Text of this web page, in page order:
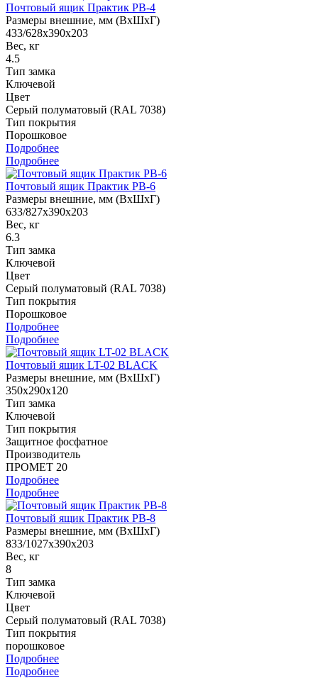
Почтовый ящик Практик PB-4
Размеры внешние, мм (ВхШхГ)
433/628x390x203
Вес, кг
4.5
Тип замка
Ключевой
Цвет
Cерый полуматовый (RAL 7038)
Тип покрытия
Порошковое
Подробнее
Подробнее
Почтовый ящик Практик PB-6
Размеры внешние, мм (ВхШхГ)
633/827x390x203
Вес, кг
6.3
Тип замка
Ключевой
Цвет
Cерый полуматовый (RAL 7038)
Тип покрытия
Порошковое
Подробнее
Подробнее
Почтовый ящик LT-02 BLACK
Размеры внешние, мм (ВхШхГ)
350x290x120
Тип замка
Ключевой
Тип покрытия
Защитное фосфатное
Производитель
ПРОМЕТ 20
Подробнее
Подробнее
Почтовый ящик Практик PB-8
Размеры внешние, мм (ВхШхГ)
833/1027x390x203
Вес, кг
8
Тип замка
Ключевой
Цвет
Cерый полуматовый (RAL 7038)
Тип покрытия
порошковое
Подробнее
Подробнее